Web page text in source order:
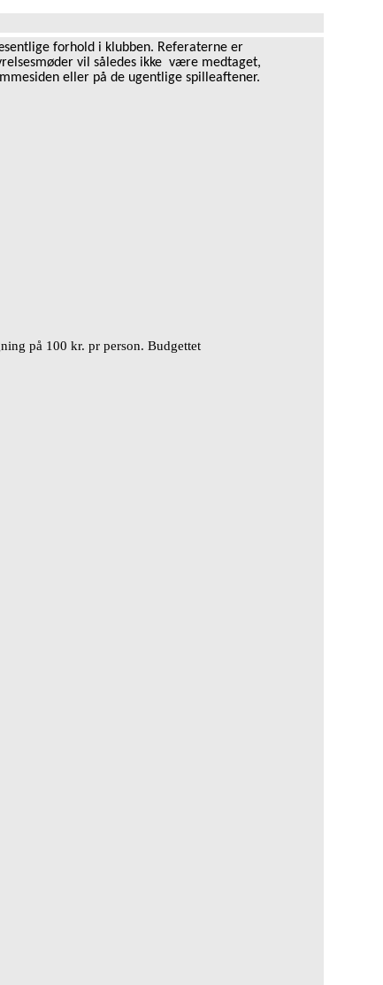
forhold i klubben. Referaterne er
vil således ikke være medtaget,
eller på de ugentlige spilleaftener.
på 100 kr. pr person. Budgettet